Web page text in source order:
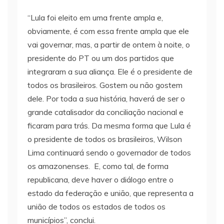
“Lula foi eleito em uma frente ampla e,
obviamente, é com essa frente ampla que ele
vai governar, mas, a partir de ontem à noite, o
presidente do PT ou um dos partidos que
integraram a sua aliança. Ele é o presidente de
todos os brasileiros. Gostem ou não gostem
dele. Por toda a sua história, haverá de ser o
grande catalisador da conciliação nacional e
ficaram para trás. Da mesma forma que Lula é
o presidente de todos os brasileiros, Wilson
Lima continuará sendo o governador de todos
os amazonenses. E, como tal, de forma
republicana, deve haver o diálogo entre o
estado da federação e união, que representa a
união de todos os estados de todos os
municípios”, conclui.